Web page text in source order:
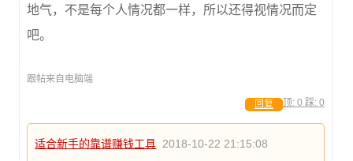
地气，不是每个人情况都一样，所以还得视情况而定
吧。
跟帖来自电脑端
顶: 0 踩: 0
回复
适合新手的靠谱赚钱工具 2018-10-22 21:15:08